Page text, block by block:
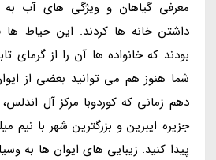
معرفی گیاهان و ویژگی های آب به
داشتن خانه ها کردند. این حیاط
بودند که خانواده ها آن را از گرمای
شما هنوز هم می توانید بعضی از
دهم زمانی که کوردوبا مرکز آل
جزیره ایبرین و بزرگترین شهر با نیم
پیدا کنید. زیبایی های ایوان ها به